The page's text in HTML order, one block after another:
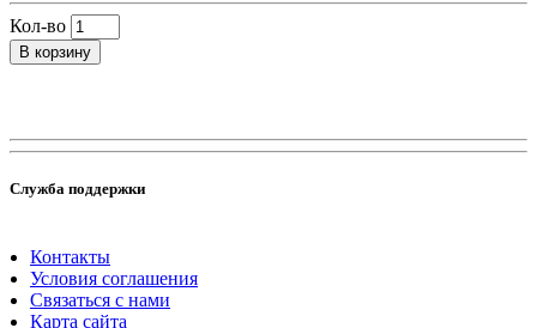
Кол-во
В корзину
Служба поддержки
Контакты
Условия соглашения
Связаться с нами
Карта сайта